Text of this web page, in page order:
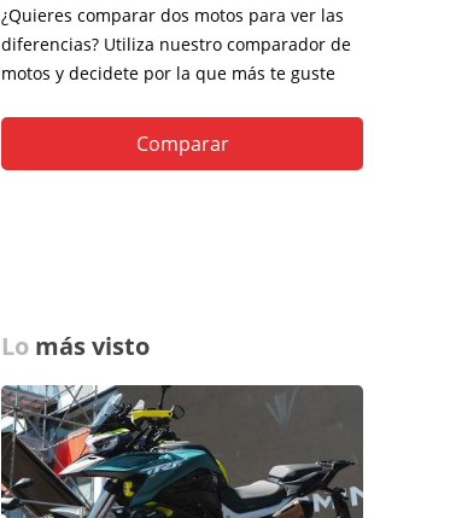
¿Quieres comparar dos motos para ver las
diferencias? Utiliza nuestro comparador de
motos y decidete por la que más te guste
Comparar
Lo más visto